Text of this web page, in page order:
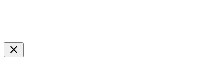
close